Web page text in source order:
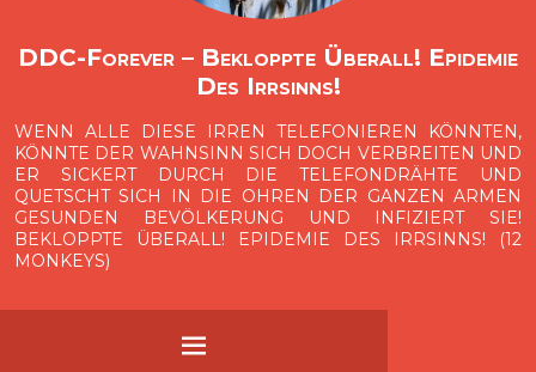
DDC-Forever – Bekloppte Überall! Epidemie
Des Irrsinns!
WENN ALLE DIESE IRREN TELEFONIEREN KÖNNTEN,
KÖNNTE DER WAHNSINN SICH DOCH VERBREITEN UND
ER SICKERT DURCH DIE TELEFONDRÄHTE UND
QUETSCHT SICH IN DIE OHREN DER GANZEN ARMEN
GESUNDEN BEVÖLKERUNG UND INFIZIERT SIE!
BEKLOPPTE ÜBERALL! EPIDEMIE DES IRRSINNS! (12
MONKEYS)
MENÜ